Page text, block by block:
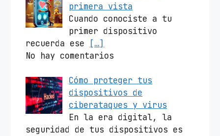
primera vista
Cuando conociste a tu
primer dispositivo
recuerda ese
[…]
No hay comentarios
Cómo proteger tus
dispositivos de
ciberataques y virus
En la era digital, la
seguridad de tus dispositivos es